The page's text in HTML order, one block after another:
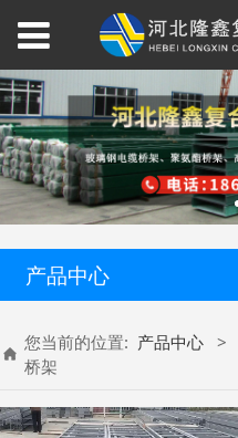
产品中心
您当前的位置: 产品中心 >
桥架